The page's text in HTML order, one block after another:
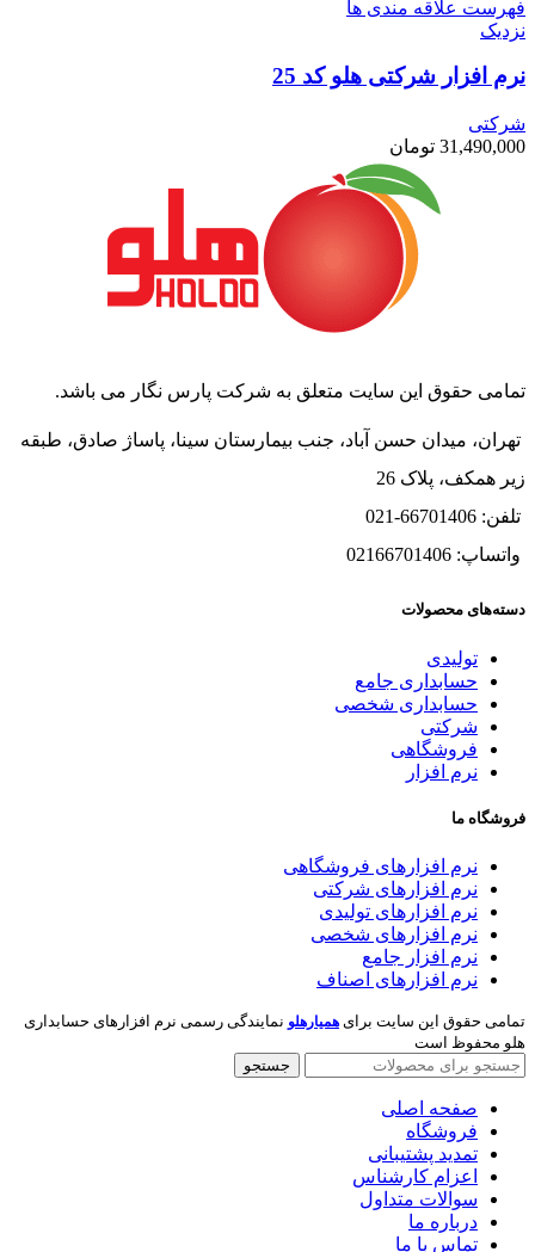
فهرست علاقه مندی ها
نزدیک
نرم افزار شرکتی هلو کد 25
شرکتی
31,490,000 تومان
تمامی حقوق این سایت متعلق به شرکت پارس نگار می باشد.
تهران، میدان حسن آباد، جنب بیمارستان سینا، پاساژ صادق، طبقه
زیر همکف، پلاک 26
تلفن: 66701406-021
واتساپ: 02166701406
دسته‌های محصولات
تولیدی
حسابداری جامع
حسابداری شخصی
شرکتی
فروشگاهی
نرم افزار
فروشگاه ما
نرم افزارهای فروشگاهی
نرم افزارهای شرکتی
نرم افزارهای تولیدی
نرم افزارهای شخصی
نرم افزار جامع
نرم افزارهای اصناف
تمامی حقوق این سایت برای همیارهلو نمایندگی رسمی نرم افزارهای حسابداری
هلو محفوظ است
جستجو
صفحه اصلی
فروشگاه
تمدید پشتیبانی
اعزام کارشناس
سوالات متداول
درباره ما
تماس با ما